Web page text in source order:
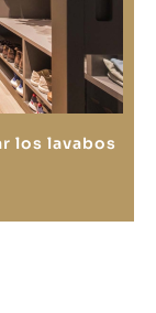
los lavabos